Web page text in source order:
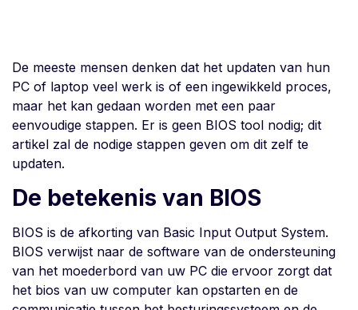
De meeste mensen denken dat het updaten van hun
PC of laptop veel werk is of een ingewikkeld proces,
maar het kan gedaan worden met een paar
eenvoudige stappen. Er is geen BIOS tool nodig; dit
artikel zal de nodige stappen geven om dit zelf te
updaten.
De betekenis van BIOS
BIOS is de afkorting van Basic Input Output System.
BIOS verwijst naar de software van de ondersteuning
van het moederbord van uw PC die ervoor zorgt dat
het bios van uw computer kan opstarten en de